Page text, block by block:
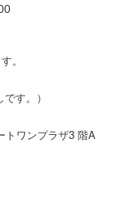
。
す。）
トワンプラザ3 階A